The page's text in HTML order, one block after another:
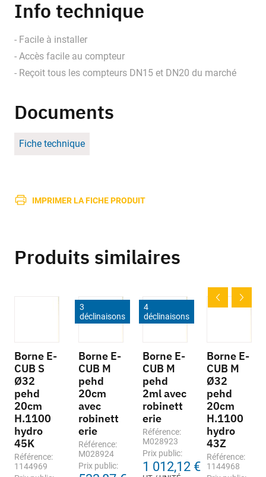
Info technique
- Facile à installer
- Accès facile au compteur
- Reçoit tous les compteurs DN15 et DN20 du marché
Documents
Fiche technique
IMPRIMER LA FICHE PRODUIT
Produits similaires
Borne E-
CUB S
Ø32
pehd
20cm
H.1100
hydro
45K
Référence:
1144969
3
déclinaisons
Borne E-
CUB M
pehd
20cm
avec
robinett
erie
Référence:
M028924
Prix public:
4
déclinaisons
Borne E-
CUB M
pehd
2ml avec
robinett
erie
Référence:
M028923
Prix public:
1 012,12 €
Borne E-
CUB M
Ø32
pehd
20cm
H.1100
hydro
43Z
Référence:
1144968